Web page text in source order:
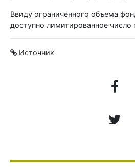
Ввиду ограниченного объема
доступно лимитированное число
Источник